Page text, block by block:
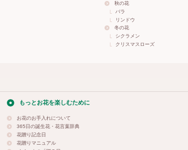
秋の花
バラ
リンドウ
冬の花
シクラメン
クリスマスローズ
もっとお花を楽しむために
お花のお手入れについて
365日の誕生花・花言葉辞典
花贈り記念日
花贈りマニュアル